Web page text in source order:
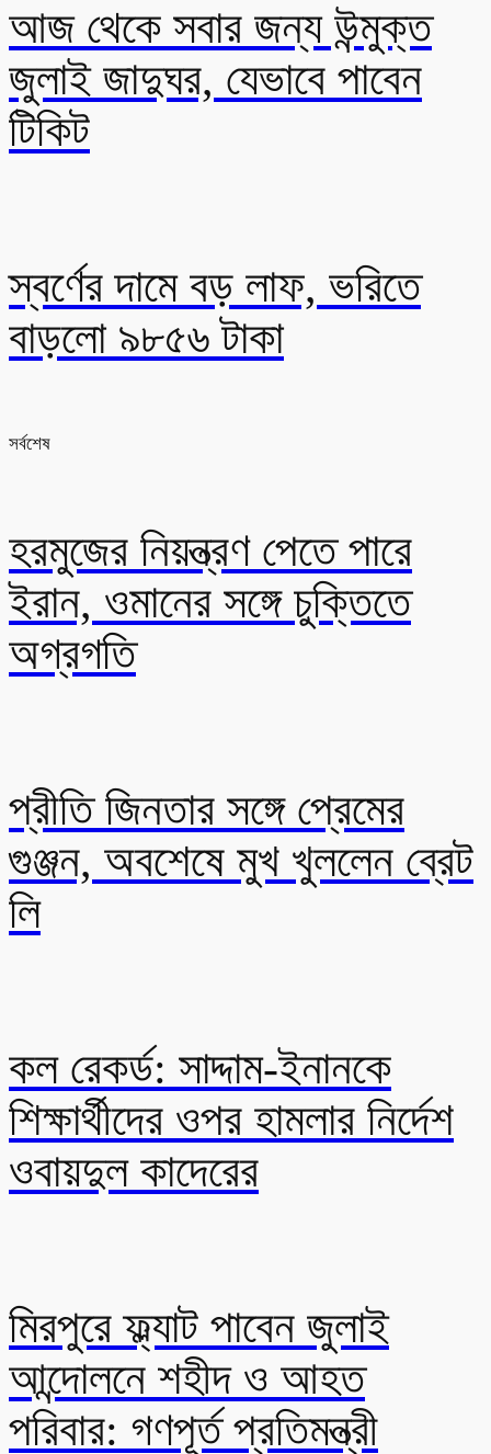
আজ থেকে সবার জন্য উন্মুক্ত
জুলাই জাদুঘর, যেভাবে পাবেন
টিকিট
স্বর্ণের দামে বড় লাফ, ভরিতে
বাড়লো ৯৮৫৬ টাকা
সর্বশেষ
হরমুজের নিয়ন্ত্রণ পেতে পারে
ইরান, ওমানের সঙ্গে চুক্তিতে
অগ্রগতি
প্রীতি জিনতার সঙ্গে প্রেমের
গুঞ্জন, অবশেষে মুখ খুললেন ব্রেট
লি
কল রেকর্ড: সাদ্দাম-ইনানকে
শিক্ষার্থীদের ওপর হামলার নির্দেশ
ওবায়দুল কাদেরের
মিরপুরে ফ্ল্যাট পাবেন জুলাই
আন্দোলনে শহীদ ও আহত
পরিবার: গণপূর্ত প্রতিমন্ত্রী